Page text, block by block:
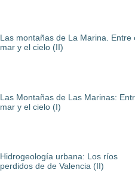
Las montañas de La Marina. Entre
mar y el cielo (II)
Las Montañas de Las Marinas:
mar y el cielo (I)
Hidrogeología urbana: Los ríos
perdidos de de Valencia (II)